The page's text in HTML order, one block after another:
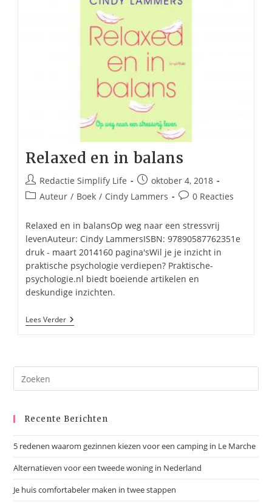
Relaxed en in balans
Bericht
auteur:
Redactie Simplify Life
Bericht
gepubliceerd
oktober 4, 2018
Berichtcategorie:
Auteur / Boek / Cindy Lammers
Bericht0 Reacties
Relaxed en in balansOp weg naar een stressvrij
levenAuteur: Cindy LammersISBN: 97890587762351e
druk - maart 2014160 pagina'sWil je je inzicht in
praktische psychologie verdiepen? Praktische-
psychologie.nl biedt boeiende artikelen en
deskundige inzichten.
Lees VerderRelaxed
En
Recente Berichten
5 redenen waarom gezinnen kiezen voor een camping in Le Marche
Alternatieven voor een tweede woning in Nederland
Je huis comfortabeler maken in twee stappen